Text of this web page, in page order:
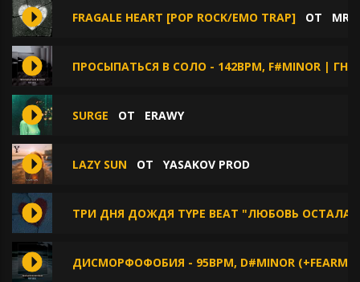
FRAGALE HEART [POP ROCK/EMO TRAP] ОТ MR
ПРОСЫПАТЬСЯ В СОЛО - 142BPM, F#MINOR |
SURGE ОТ ERAWY
LAZY SUN ОТ YASAKOV PROD
ТРИ ДНЯ ДОЖДЯ TYPE BEAT "ЛЮБОВЬ ОСТАЛАСЬ
ДИСМОРФОФОБИЯ - 95BPM, D#MINOR